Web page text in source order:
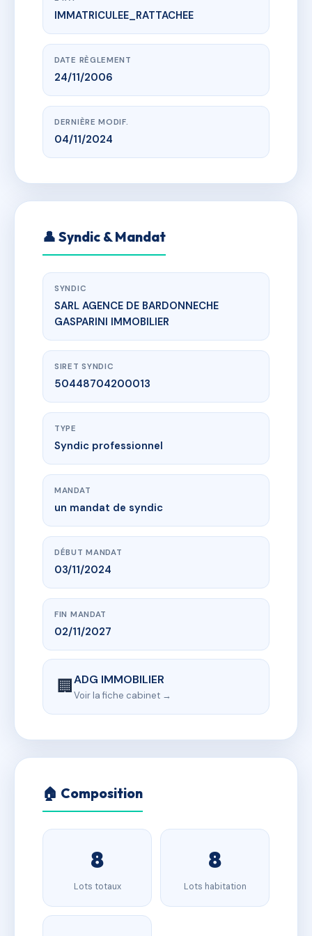
www.vme.plus/AF5646179
LE CLOS D'ENTRAIGUES
05340 Vallouise-Pelvoux
IMMATRICULEE_RATTACHEE
DATE RÈGLEMENT
24/11/2006
DERNIÈRE MODIF.
04/11/2024
👤 Syndic & Mandat
SYNDIC
SARL AGENCE DE BARDONNECHE
GASPARINI IMMOBILIER
SIRET SYNDIC
50448704200013
TYPE
Syndic professionnel
MANDAT
un mandat de syndic
DÉBUT MANDAT
03/11/2024
FIN MANDAT
02/11/2027
🏢ADG IMMOBILIER
Voir la fiche cabinet →
🏠 Composition
8
Lots totaux
8
Lots habitation